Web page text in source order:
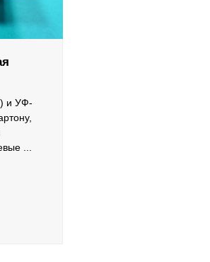
и УФ-
...